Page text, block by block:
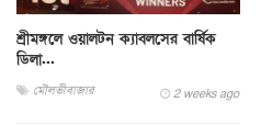
শ্রীমঙ্গলে ওয়ালটন ক্যাবলসের বার্ষিক
ডিলা...
মৌলভীবাজার 2 weeks ago